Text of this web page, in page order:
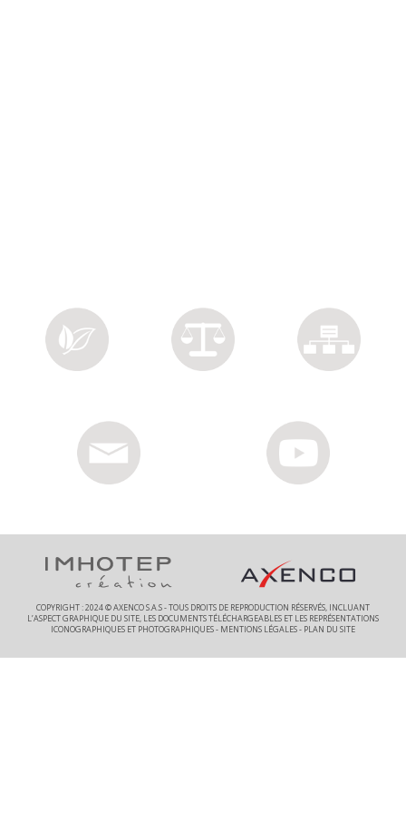
COPYRIGHT : 2024 © AXENCO S.A.S - TOUS DROITS DE REPRODUCTION RÉSERVÉS, INCLUANT
L’ASPECT GRAPHIQUE DU SITE, LES DOCUMENTS TÉLÉCHARGEABLES ET LES REPRÉSENTATIONS
ICONOGRAPHIQUES ET PHOTOGRAPHIQUES - MENTIONS LÉGALES- PLAN DU SITE